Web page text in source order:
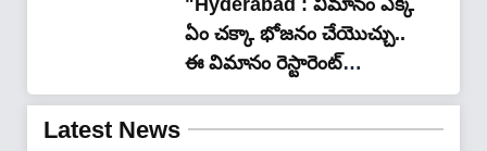
"Hyderabad : విమానం ఎక్కి
ఏం చక్కా భోజనం చేయొచ్చు..
ఈ విమానం రెస్టారెంట్
హైదరాబాద్ లో
Latest News